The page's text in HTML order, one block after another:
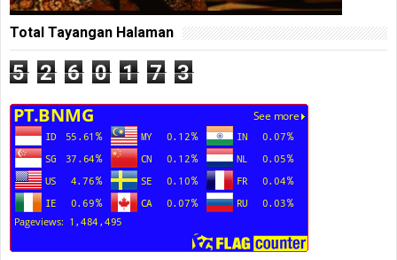
Total Tayangan Halaman
5 2 6 0 1 7 3